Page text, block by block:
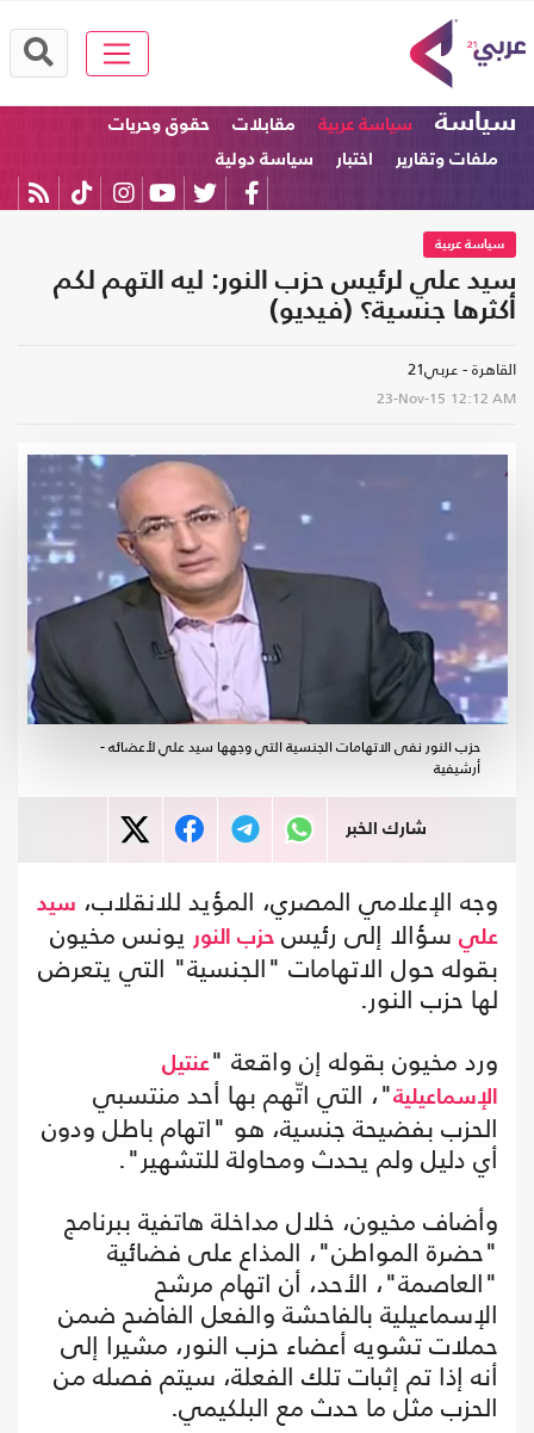
سياسة سياسة عربية مقابلات
حقوق وحريات
ملفات وتقارير
اختبار سياسة دولية
سياسة عربية
سيد علي لرئيس حزب النور: ليه التهم لكم
أكثرها جنسية؟ (فيديو)
القاهرة - عربي21
23-Nov-15 12:12 AM
حزب النور نفى الاتهامات الجنسية التي وجهها سيد علي لأعضائه -
أرشيفية
شارك الخبر
وجه الإعلامي المصري، المؤيد للانقلاب، سيد
علي سؤالا إلى رئيس حزب النور يونس مخيون
بقوله حول الاتهامات "الجنسية" التي يتعرض
لها حزب النور.
ورد مخيون بقوله إن واقعة "عنتيل
الإسماعيلية"، التي اتّهم بها أحد منتسبي
الحزب بفضيحة جنسية، هو "اتهام باطل ودون
أي دليل ولم يحدث ومحاولة للتشهير".
وأضاف مخيون، خلال مداخلة هاتفية ببرنامج
"حضرة المواطن"، المذاع على فضائية
"العاصمة"، الأحد، أن اتهام مرشح
الإسماعيلية بالفاحشة والفعل الفاضح ضمن
حملات تشويه أعضاء حزب النور، مشيرا إلى
أنه إذا تم إثبات تلك الفعلة، سيتم فصله من
الحزب مثل ما حدث مع البلكيمي.